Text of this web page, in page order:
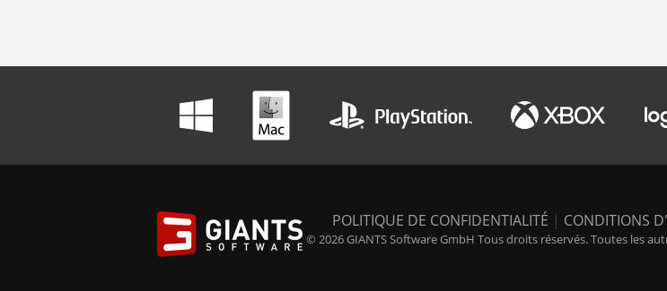
POLITIQUE DE CONFIDENTIALITÉ | CONDITIONS
© 2026 GIANTS Software GmbH Tous droits réservés. Toutes les